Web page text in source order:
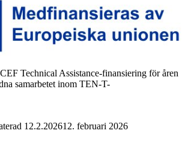
Technical Assistance-finansiering för åren
samarbetet inom TEN-T-
12.2.202612. februari 2026